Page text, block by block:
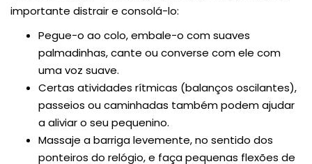
importante distrair e consolá-lo:
Pegue-o ao colo, embale-o com suaves
palmadinhas, cante ou converse com ele com
uma voz suave.
Certas atividades rítmicas (balanços oscilantes),
passeios ou caminhadas também podem ajudar
a aliviar o seu pequenino.
Massaje a barriga levemente, no sentido dos
ponteiros do relógio, e faça pequenas flexões de